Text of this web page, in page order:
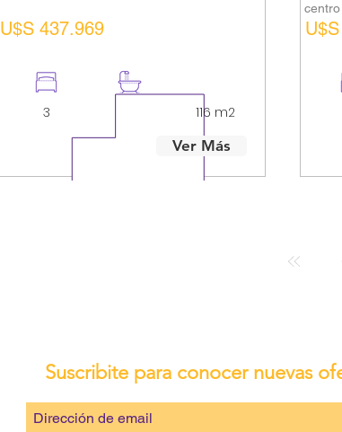
U$S 437.969
3
116 m2
Ver Más
Suscribite para conocer nuevas